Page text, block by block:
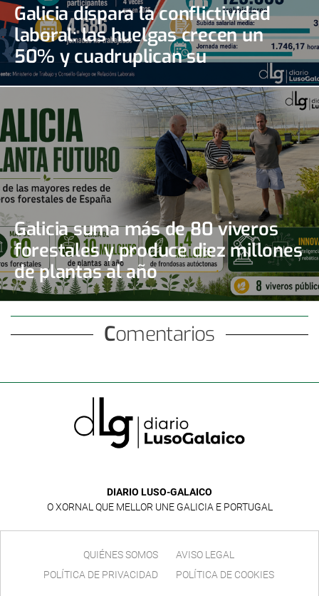
Galicia dispara la conflictividad
laboral: las huelgas crecen un
50% y cuadruplican su
seguimiento
Galicia suma más de 80 viveros
forestales y produce diez millones
de plantas al año
Comentarios
DIARIO LUSO-GALAICO
O XORNAL QUE MELLOR UNE GALICIA E PORTUGAL
QUIÉNES SOMOS
AVISO LEGAL
POLÍTICA DE PRIVACIDAD
POLÍTICA DE COOKIES